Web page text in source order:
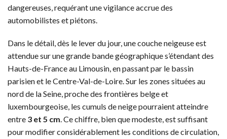
dangereuses, requérant une vigilance accrue des
automobilistes et piétons.
Dans le détail, dès le lever du jour, une couche neigeuse est
attendue sur une grande bande géographique s’étendant des
Hauts-de-France au Limousin, en passant par le bassin
parisien et le Centre-Val-de-Loire. Sur les zones situées au
nord de la Seine, proche des frontières belge et
luxembourgeoise, les cumuls de neige pourraient atteindre
entre 3 et 5 cm. Ce chiffre, bien que modeste, est suffisant
pour modifier considérablement les conditions de circulation,